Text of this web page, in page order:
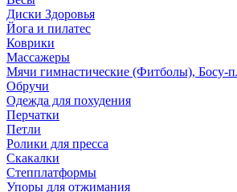
Диски Здоровья
Йога и пилатес
Коврики
Массажеры
Мячи гимнастические (Фитболы), Босу-
Обручи
Одежда для похудения
Перчатки
Петли
Ролики для пресса
Скакалки
Степплатформы
Упоры для отжимания